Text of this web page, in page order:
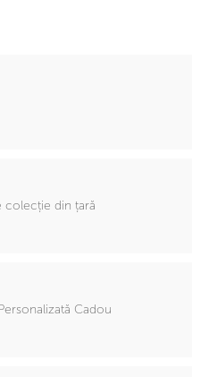
colecție din țară
Cadou